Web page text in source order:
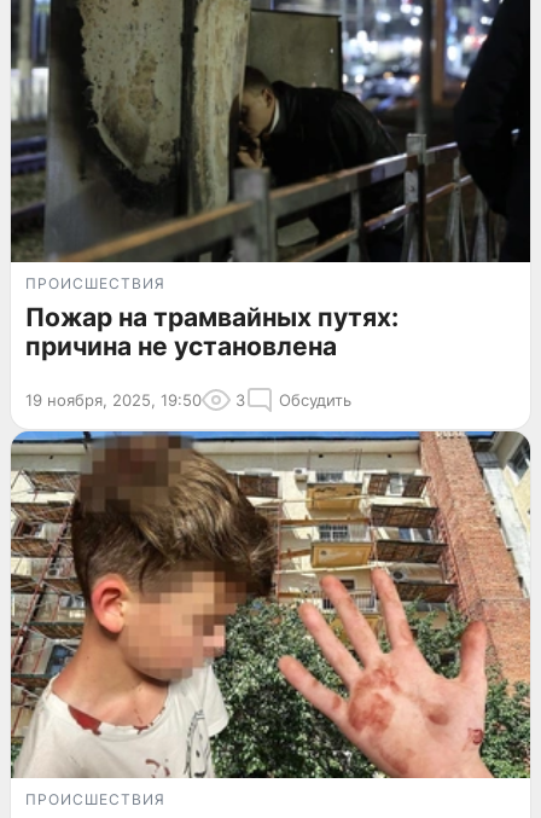
ПРОИСШЕСТВИЯ
Пожар на трамвайных путях:
причина не установлена
19 ноября, 2025, 19:50 3 Обсудить
ПРОИСШЕСТВИЯ